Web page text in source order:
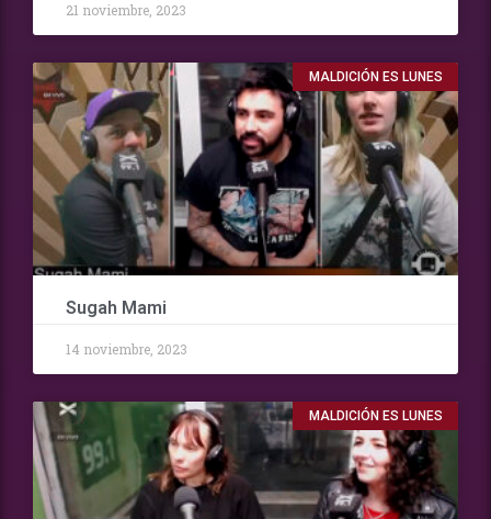
21 noviembre, 2023
MALDICIÓN ES LUNES
Sugah Mami
14 noviembre, 2023
MALDICIÓN ES LUNES